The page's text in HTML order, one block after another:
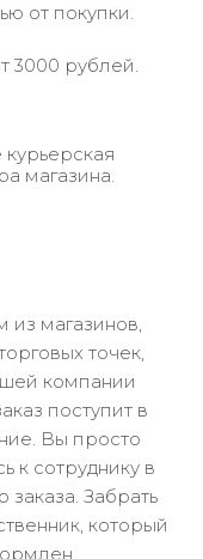
от покупки.
3000 рублей.
магазина.
из магазинов,
точек,
компании
поступит в
Вы просто
к сотруднику в
Забрать
который